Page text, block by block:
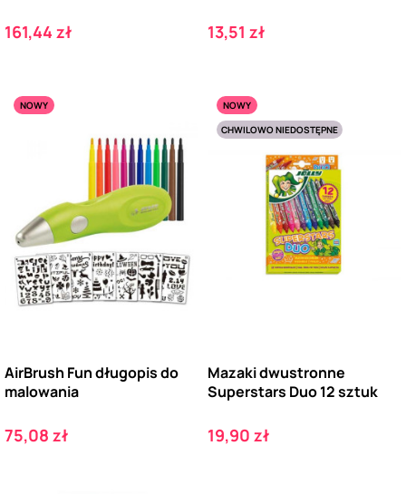
Cena
161,44 zł Cena
13,51 zł
NOWY
AirBrush Fun długopis do
malowania
Cena
75,08 zł
NOWY
CHWILOWO NIEDOSTĘPNE
Mazaki dwustronne
Superstars Duo 12 sztuk
Cena
19,90 zł